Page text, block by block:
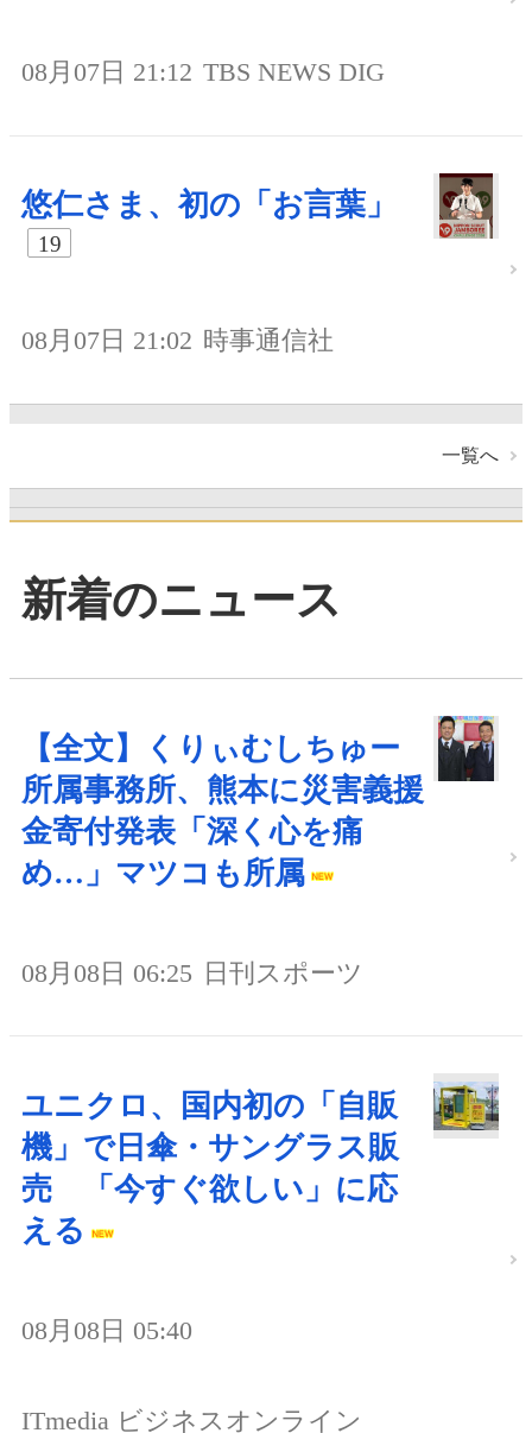
08月07日 21:12 TBS NEWS DIG
悠仁さま、初の「お言葉」
19
08月07日 21:02 時事通信社
一覧へ
新着のニュース
【全文】くりぃむしちゅー
所属事務所、熊本に災害義援
金寄付発表「深く心を痛
め…」マツコも所属
08月08日 06:25 日刊スポーツ
ユニクロ、国内初の「自販
機」で日傘・サングラス販
売 「今すぐ欲しい」に応
える
08月08日 05:40
ITmedia ビジネスオンライン